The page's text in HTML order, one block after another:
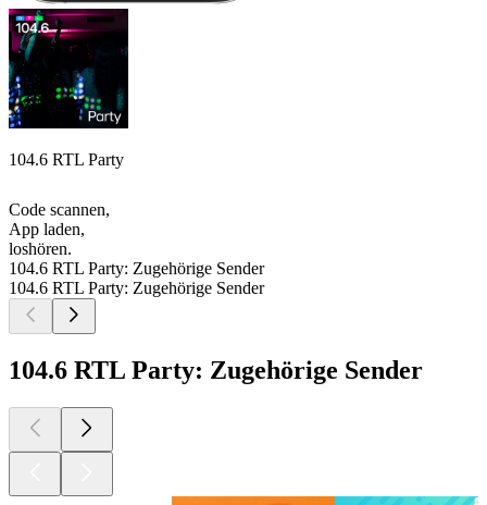
104.6 RTL Party
Code scannen,
App laden,
loshören.
104.6 RTL Party: Zugehörige Sender
104.6 RTL Party: Zugehörige Sender
104.6 RTL Party: Zugehörige Sender